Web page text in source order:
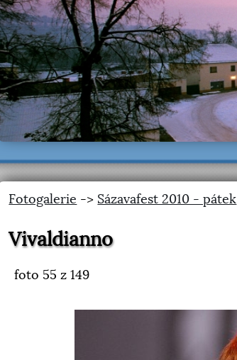
Fotogalerie -> Sázavafest 2010 - pátek
Vivaldianno
foto 55 z 149